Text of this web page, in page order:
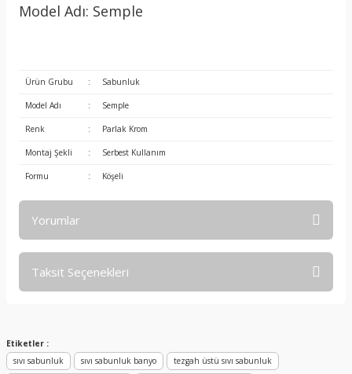
Model Adı: Semple
Ürün Grubu : Sabunluk
Model Adı : Semple
Renk : Parlak Krom
Montaj Şekli : Serbest Kullanım
Formu : Köşeli
Yorumlar
Taksit Seçenekleri
Etiketler :
sıvı sabunluk
sıvı sabunluk banyo
tezgah üstü sıvı sabunluk